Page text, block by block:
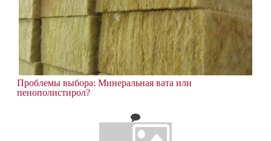
Проблемы выбора: Минеральная вата или
пенополистирол?